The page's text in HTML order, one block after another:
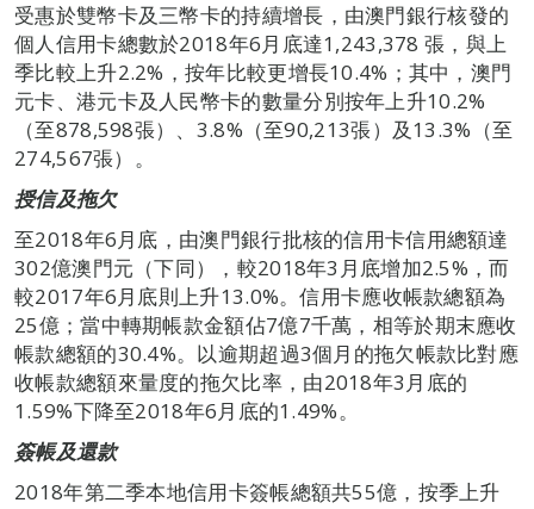
受惠於雙幣卡及三幣卡的持續增長，由澳門銀行核發的
個人信用卡總數於2018年6月底達1,243,378 張，與上
季比較上升2.2%，按年比較更增長10.4%；其中，澳門
元卡、港元卡及人民幣卡的數量分別按年上升10.2%
（至878,598張）、3.8%（至90,213張）及13.3%（至
274,567張）。
授信及拖欠
至2018年6月底，由澳門銀行批核的信用卡信用總額達
302億澳門元（下同），較2018年3月底增加2.5%，而
較2017年6月底則上升13.0%。信用卡應收帳款總額為
25億；當中轉期帳款金額佔7億7千萬，相等於期末應收
帳款總額的30.4%。以逾期超過3個月的拖欠帳款比對應
收帳款總額來量度的拖欠比率，由2018年3月底的
1.59%下降至2018年6月底的1.49%。
簽帳及還款
2018年第二季本地信用卡簽帳總額共55億，按季上升